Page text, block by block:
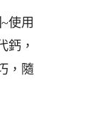
使用
鈣，
，隨